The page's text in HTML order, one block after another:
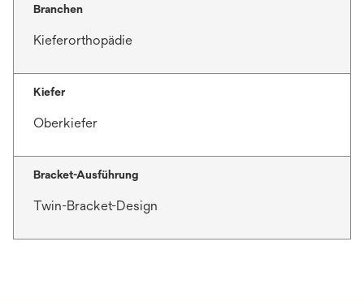
Branchen
Kieferorthopädie
Kiefer
Oberkiefer
Bracket-Ausführung
Twin-Bracket-Design